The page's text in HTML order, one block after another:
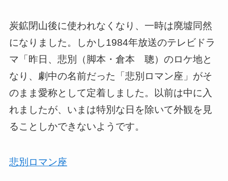
炭鉱閉山後に使われなくなり、一時は廃墟同然
になりました。しかし1984年放送のテレビドラ
マ「昨日、悲別（脚本・倉本 聰）のロケ地と
なり、劇中の名前だった「悲別ロマン座」がそ
のまま愛称として定着しました。以前は中に入
れましたが、いまは特別な日を除いて外観を見
ることしかできないようです。
悲別ロマン座